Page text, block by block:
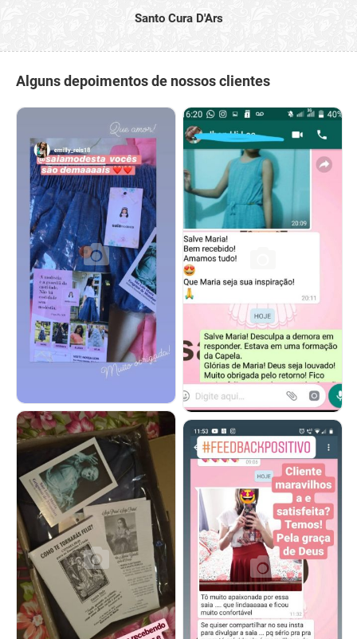
Santo Cura D'Ars
Alguns depoimentos de nossos clientes